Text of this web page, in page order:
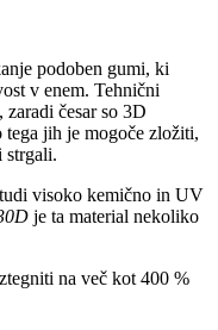
podoben gumi, ki
v enem. Tehnični
zaradi česar so 3D
jih je mogoče zložiti,
strgali.
visoko kemično in UV
je ta material nekoliko
na več kot 400 %